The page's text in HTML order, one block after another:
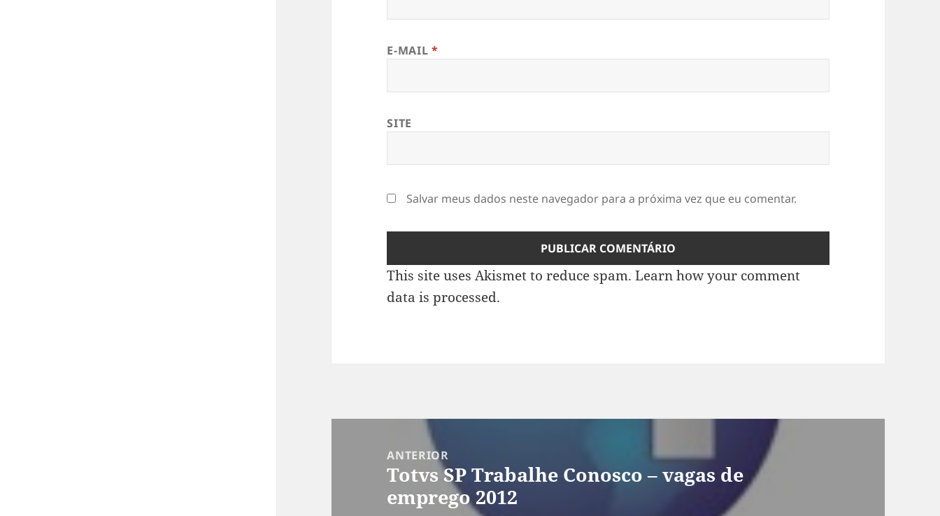
E-MAIL *
SITE
Salvar meus dados neste navegador para a próxima vez que eu comentar.
This site uses Akismet to reduce spam.Learn how your comment
data is processed.
ANTERIOR
Post
anterior:
Totvs SP Trabalhe Conosco – vagas de
emprego 2012